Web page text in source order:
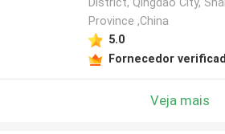
Province ,China
5.0
Fornecedor
Veja mais